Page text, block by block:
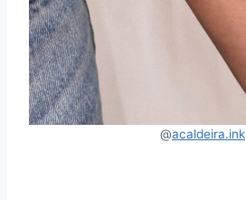
@acaldeira.ink